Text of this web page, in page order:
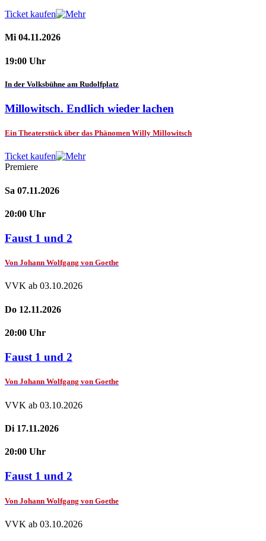
Ticket kaufen
Mi 04.11.2026
19:00 Uhr
In der Volksbühne am Rudolfplatz
Millowitsch. Endlich wieder lachen
Ein Theaterstück über das Phänomen Willy Millowitsch
Ticket kaufen
Premiere
Sa 07.11.2026
20:00 Uhr
Faust 1 und 2
Von Johann Wolfgang von Goethe
VVK ab 03.10.2026
Do 12.11.2026
20:00 Uhr
Faust 1 und 2
Von Johann Wolfgang von Goethe
VVK ab 03.10.2026
Di 17.11.2026
20:00 Uhr
Faust 1 und 2
Von Johann Wolfgang von Goethe
VVK ab 03.10.2026